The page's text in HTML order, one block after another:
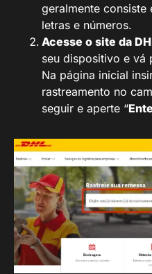
geralmente consiste
letras e números.
Acesse o site da
seu dispositivo e vá
Na página inicial
rastreamento no
seguir e aperte “